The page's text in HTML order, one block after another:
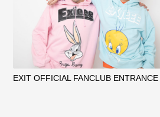
EXIT OFFICIAL FANCLUB ENTRANCE